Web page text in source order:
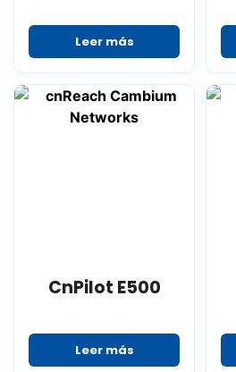
Leer más
CnPilot E500
Leer más